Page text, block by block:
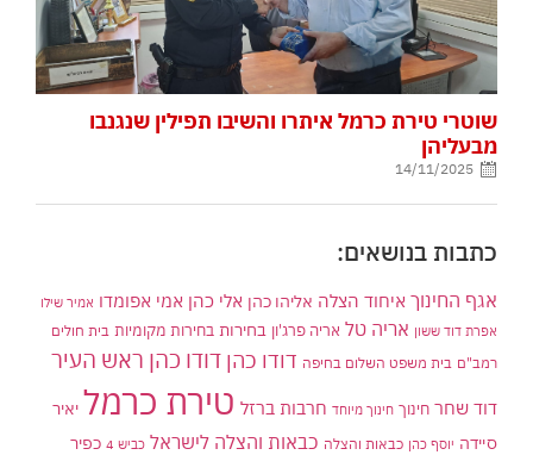
שוטרי טירת כרמל איתרו והשיבו תפילין שנגנבו
מבעליהן
14/11/2025
כתבות בנושאים:
אגף החינוך איחוד הצלה אליהו כהן אלי כהן אמי אפומדו אמיר שילו
אפרת דוד ששון אריה טל אריה פרג'ון בחירות בחירות מקומיות בית חולים
רמב"ם בית משפט השלום בחיפה דודו כהן דודו כהן ראש העיר
דוד שחר חינוך חינוך מיוחד חרבות ברזל טירת כרמל יאיר
סיידה יוסף כהן כבאות והצלה כבאות והצלה לישראל כביש 4
כפיר